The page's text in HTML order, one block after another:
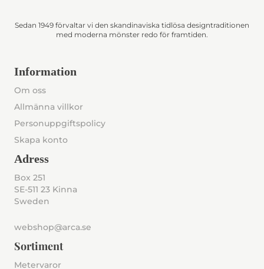
Sedan 1949 förvaltar vi den skandinaviska tidlösa designtraditionen
med moderna mönster redo för framtiden.
Information
Om oss
Allmänna villkor
Personuppgiftspolicy
Skapa konto
Adress
Box 251
SE-511 23 Kinna
Sweden
webshop@arca.se
Sortiment
Metervaror